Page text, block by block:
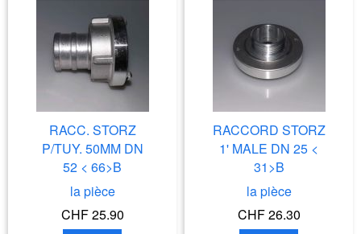
RACC. STORZ
P/TUY. 50MM DN
52 < 66>B
la pièce
CHF 25.90
RACCORD STORZ
1' MALE DN 25 <
31>B
la pièce
CHF 26.30